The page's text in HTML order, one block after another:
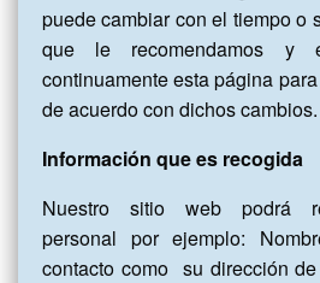
puede cambiar con el tiempo o
que le recomendamos y
continuamente esta página
de acuerdo con dichos cambios.
Información que es recogida
Nuestro sitio web podrá
personal por ejemplo:
contacto como su dirección